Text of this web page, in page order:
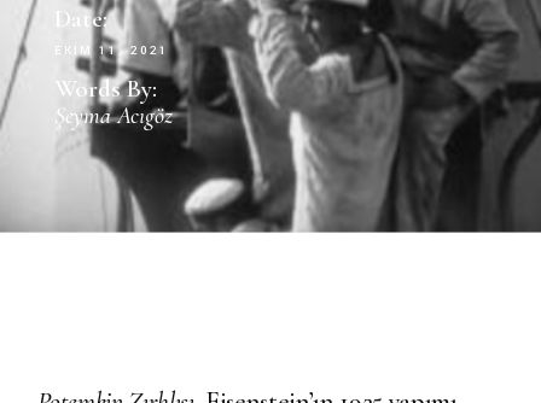
Date:
EKIM 11, 2021
Words By:
Şeyma Acıgöz